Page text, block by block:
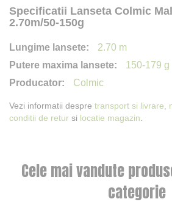
Specificatii Lanseta Colmic
2.70m/50-150g
2.70 m
150-179 g
Colmic
Vezi informatii despre transport si livrare,
conditii de retur si locatie magazin.
Cele mai vandute
categorie